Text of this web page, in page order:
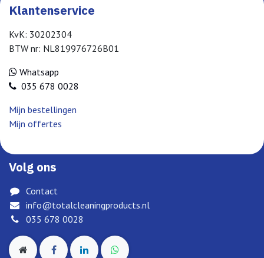
Klantenservice
KvK: 30202304
BTW nr: NL819976726B01
Whatsapp
035 678 0028
Mijn bestellingen
Mijn offertes
Volg ons
Contact
info@totalcleaningproducts.nl
035 678 0028